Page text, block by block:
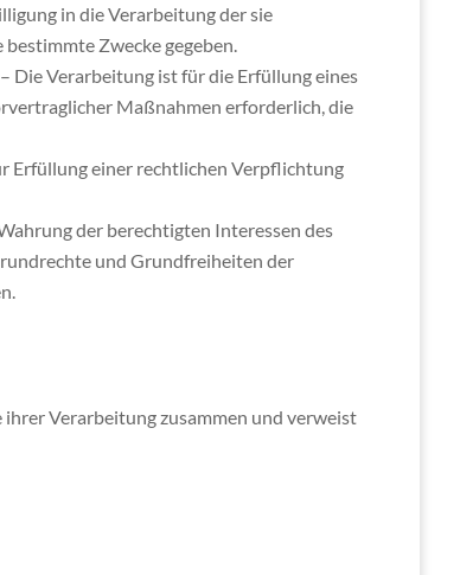
in die Verarbeitung der sie
Zwecke gegeben.
– Die Verarbeitung ist für die Erfüllung eines
Maßnahmen erforderlich, die
Erfüllung einer rechtlichen Verpflichtung
der berechtigten Interessen des
und Grundfreiheiten der
Verarbeitung zusammen und verweist